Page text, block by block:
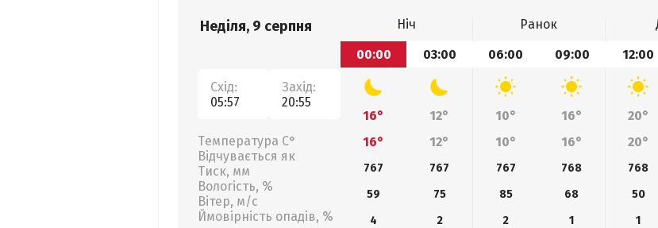
Неділя, 9 серпня
Схід:
05:57
Захід:
20:55
Температура С°
Відчувається як
Тиск, мм
Вологість, %
Вітер, м/с
Ймовірність опадів, %
Ніч Ранок
00:00
03:00 06:00 09:00 12:00
16° 12° 10° 16° 20°
16°
12° 10° 16° 20°
767 767 767 768 768
59
75 85 68 50
4
2 2 1 1